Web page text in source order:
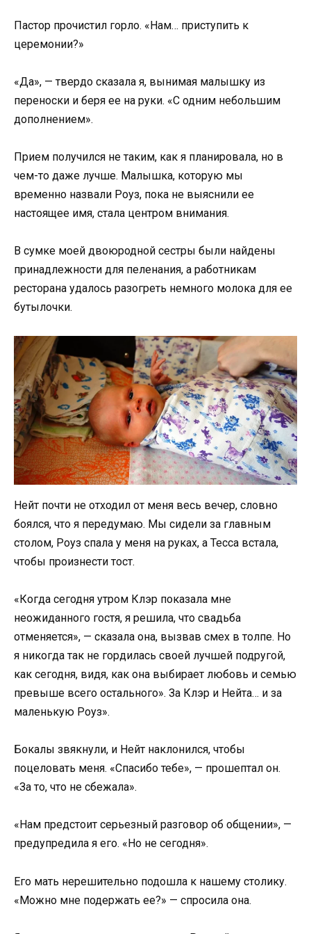
Пастор прочистил горло. «Нам… приступить к
церемонии?»
«Да», — твердо сказала я, вынимая малышку из
переноски и беря ее на руки. «С одним небольшим
дополнением».
Прием получился не таким, как я планировала, но в
чем-то даже лучше. Малышка, которую мы
временно назвали Роуз, пока не выяснили ее
настоящее имя, стала центром внимания.
В сумке моей двоюродной сестры были найдены
принадлежности для пеленания, а работникам
ресторана удалось разогреть немного молока для ее
бутылочки.
Нейт почти не отходил от меня весь вечер, словно
боялся, что я передумаю. Мы сидели за главным
столом, Роуз спала у меня на руках, а Тесса встала,
чтобы произнести тост.
«Когда сегодня утром Клэр показала мне
неожиданного гостя, я решила, что свадьба
отменяется», — сказала она, вызвав смех в толпе. Но
я никогда так не гордилась своей лучшей подругой,
как сегодня, видя, как она выбирает любовь и семью
превыше всего остального». За Клэр и Нейта… и за
маленькую Роуз».
Бокалы звякнули, и Нейт наклонился, чтобы
поцеловать меня. «Спасибо тебе», — прошептал он.
«За то, что не сбежала».
«Нам предстоит серьезный разговор об общении», —
предупредила я его. «Но не сегодня».
Его мать нерешительно подошла к нашему столику.
«Можно мне подержать ее?» — спросила она.